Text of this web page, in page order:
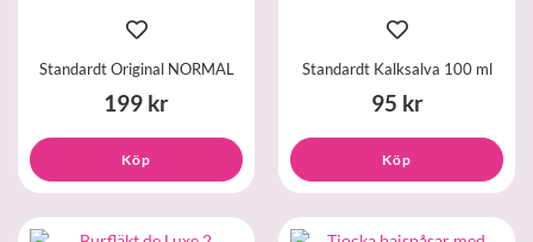
Standardt Original NORMAL
199 kr
Köp
Standardt Kalksalva 100 ml
95 kr
Köp